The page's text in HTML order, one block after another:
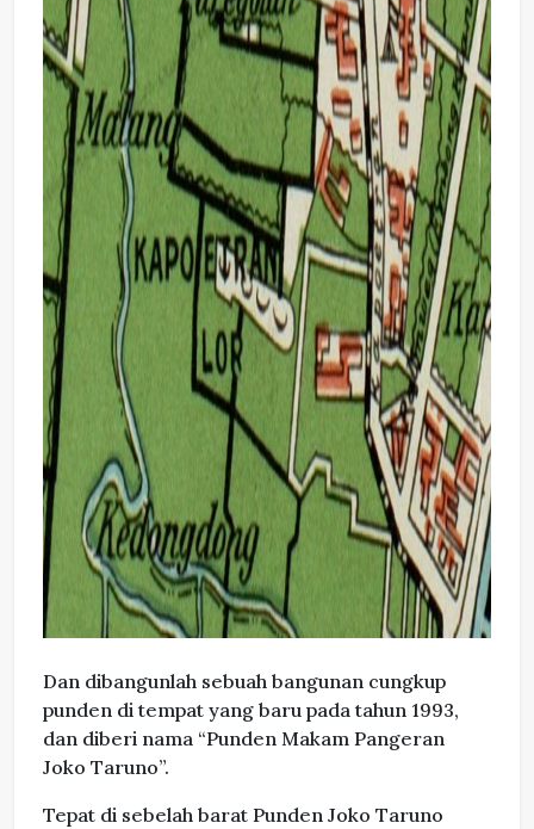
Dan dibangunlah sebuah bangunan cungkup
punden di tempat yang baru pada tahun 1993,
dan diberi nama “Punden Makam Pangeran
Joko Taruno”.
Tepat di sebelah barat Punden Joko Taruno